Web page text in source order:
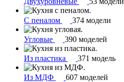
С пеналом 374 модели
Угловые 390 моделей
Из пластика 371 модель
Из МДФ 607 моделей